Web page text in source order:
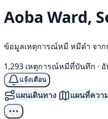
Aoba Ward,
ข้อมูลเหตุการณ์หมี หมีดำ จา
1,293 เหตุการณ์หมีที่บันทึก · อั
แจ้งเตือน
แผนเดินทาง แผนที่ควา